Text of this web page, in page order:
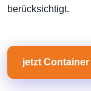
berücksichtigt.
jetzt